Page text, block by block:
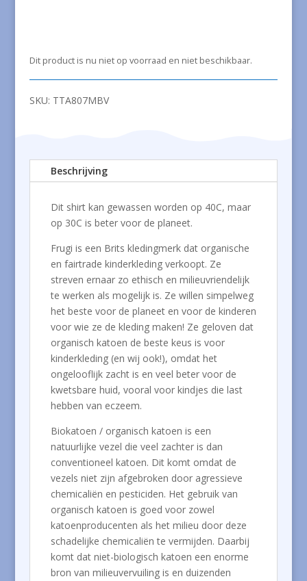
Dit product is nu niet op voorraad en niet beschikbaar.
SKU: TTA807MBV
Beschrijving
Dit shirt kan gewassen worden op 40C, maar
op 30C is beter voor de planeet.
Frugi is een Brits kledingmerk dat organische
en fairtrade kinderkleding verkoopt. Ze
streven ernaar zo ethisch en milieuvriendelijk
te werken als mogelijk is. Ze willen simpelweg
het beste voor de planeet en voor de kinderen
voor wie ze de kleding maken! Ze geloven dat
organisch katoen de beste keus is voor
kinderkleding (en wij ook!), omdat het
ongelooflijk zacht is en veel beter voor de
kwetsbare huid, vooral voor kindjes die last
hebben van eczeem.
Biokatoen / organisch katoen is een
natuurlijke vezel die veel zachter is dan
conventioneel katoen. Dit komt omdat de
vezels niet zijn afgebroken door agressieve
chemicaliën en pesticiden. Het gebruik van
organisch katoen is goed voor zowel
katoenproducenten als het milieu door deze
schadelijke chemicaliën te vermijden. Daarbij
komt dat niet-biologisch katoen een enorme
bron van milieuvervuiling is en duizenden